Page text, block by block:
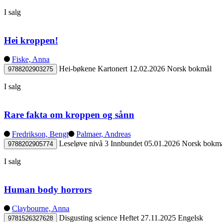
I salg
Hei kroppen!
Fiske, Anna
9788202903275 Hei-bøkene Kartonert 12.02.2026 Norsk bokmål
I salg
Rare fakta om kroppen og sånn
Fredrikson, Bengt Palmaer, Andreas
9788202905774 Leseløve nivå 3 Innbundet 05.01.2026 Norsk
I salg
Human body horrors
Claybourne, Anna
9781526327628 Disgusting science Heftet 27.11.2025 Engelsk